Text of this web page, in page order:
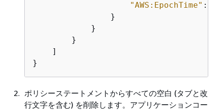
"AWS:EpochTime" :
                }
            }
        }
    ]
}
ポリシーステートメントからすべての空白 (タブと改
行文字を含む) を削除します。アプリケーションコー